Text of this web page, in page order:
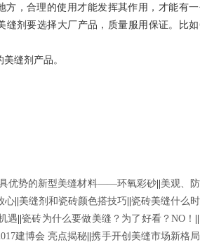
，合理的使用才能发挥其作用，才能有
剂要选择大厂产品，质量服用保证。比
缝剂产品。
优势的新型美缝材料——环氧彩砂|| 美观、
心|| 美缝剂和瓷砖颜色搭技巧 ||瓷砖美缝什么
遇 ||瓷砖为什么要做美缝？为了好看？NO！
建博会 亮点揭秘 ||携手开创美缝市场新格